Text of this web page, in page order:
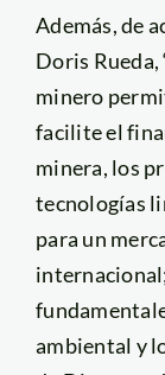
Además, de
Doris
minero
facilite el
minera, los
tecnologías
para un
ambiental y